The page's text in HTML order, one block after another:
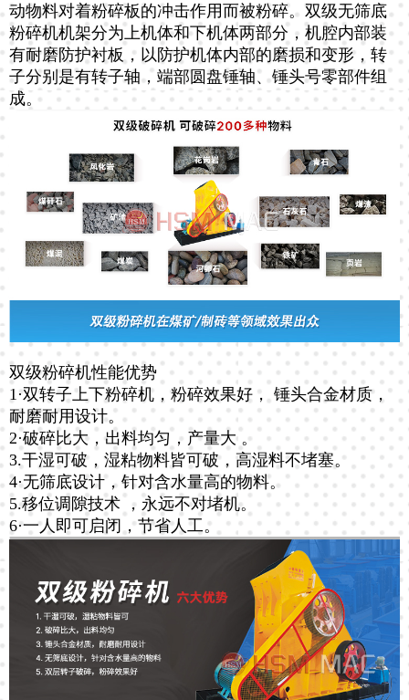
动物料对着粉碎板的冲击作用而被粉碎。双级无筛底
粉碎机机架分为上机体和下机体两部分，机腔内部装
有耐磨防护衬板，以防护机体内部的磨损和变形，转
子分别是有转子轴，端部圆盘锤轴、锤头号零部件组
成。
双级粉碎机性能优势
1·双转子上下粉碎机，粉碎效果好， 锤头合金材质，
耐磨耐用设计。
2·破碎比大，出料均匀，产量大 。
3.干湿可破，湿粘物料皆可破，高湿料不堵塞。
4·无筛底设计，针对含水量高的物料。
5.移位调隙技术 ，永远不对堵机。
6·一人即可启闭，节省人工。